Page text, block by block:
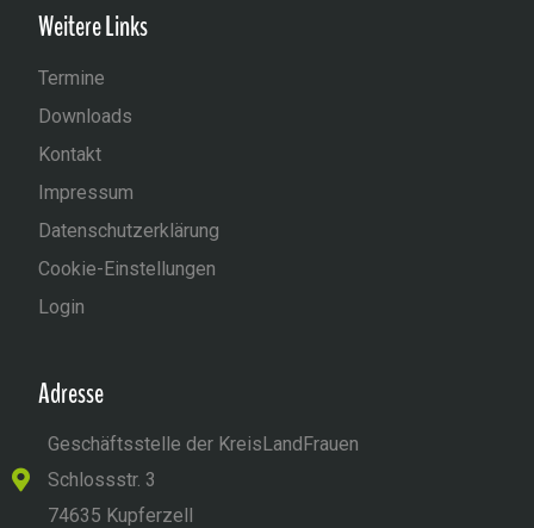
Weitere Links
Termine
Downloads
Kontakt
Impressum
Datenschutzerklärung
Cookie-Einstellungen
Login
Adresse
Geschäftsstelle der KreisLandFrauen
Schlossstr. 3
74635 Kupferzell